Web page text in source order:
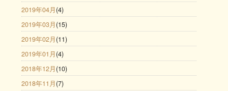
2019年04月 (4)
2019年03月 (15)
2019年02月 (11)
2019年01月 (4)
2018年12月 (10)
2018年11月 (7)